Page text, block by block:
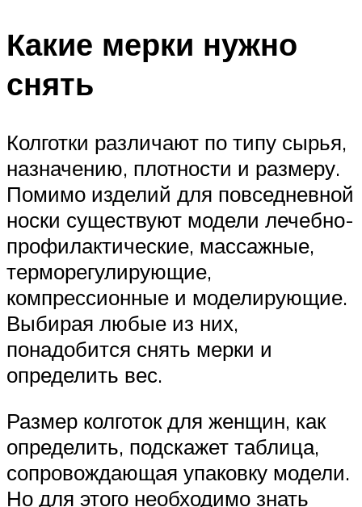
Какие мерки нужно
снять
Колготки различают по типу сырья,
назначению, плотности и размеру.
Помимо изделий для повседневной
носки существуют модели лечебно-
профилактические, массажные,
терморегулирующие,
компрессионные и моделирующие.
Выбирая любые из них,
понадобится снять мерки и
определить вес.
Размер колготок для женщин, как
определить, подскажет таблица,
сопровождающая упаковку модели.
Но для этого необходимо знать